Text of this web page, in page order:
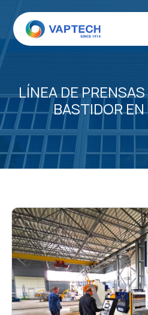
contenido
LÍNEA DE
BASTIDOR